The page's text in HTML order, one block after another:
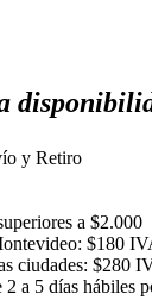
y Retiro
a $2.000
$180
ciudades: $280
a 5 días hábiles